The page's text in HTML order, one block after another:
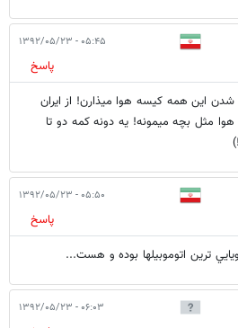
۰۵:۴۵ - ۱۳۹۲/۰۵/۲۳
پاسخ
شدن این همه کیسه هوا میذارن! از ایران
مثل بچه میمونه! یه دونه کمه دو تا
۰۵:۵۰ - ۱۳۹۲/۰۵/۲۳
پاسخ
ترين اتوموبيلها بوده و هست...
۰۶:۰۳ - ۱۳۹۲/۰۵/۲۳